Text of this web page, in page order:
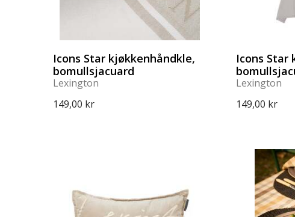
Icons Star kjøkkenhåndkle,
bomullsjacuard
Lexington
149,00 kr
Icons Star
Lexington
149,00 kr